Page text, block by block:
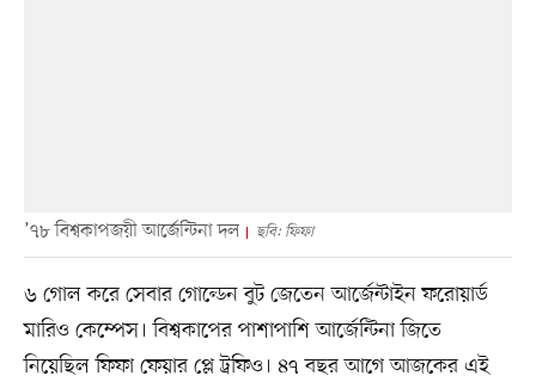
’৭৮ বিশ্বকাপজয়ী আর্জেন্টিনা দল ছবি: ফিফা
৬ গোল করে সেবার গোল্ডেন বুট জেতেন আর্জেন্টাইন ফরোয়ার্ড
মারিও কেম্পেস। বিশ্বকাপের পাশাপাশি আর্জেন্টিনা জিতে
নিয়েছিল ফিফা ফেয়ার প্লে ট্রফিও। ৪৭ বছর আগে আজকের এই